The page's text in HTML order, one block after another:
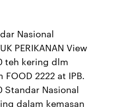
Nasional
PERIKANAN View
teh kering dlm
2222 at IPB.
Standar Nasional
dalam kemasan